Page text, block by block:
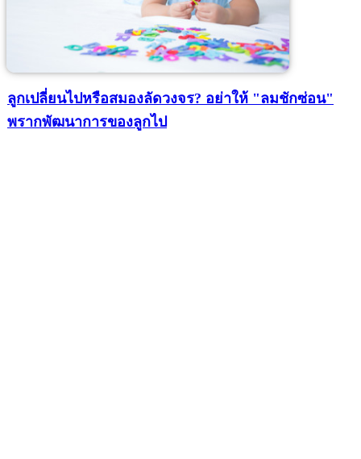
ลูกเปลี่ยนไปหรือสมองลัดวงจร? อย่าให้ "ลมชักซ่อน"
พรากพัฒนาการของลูกไป